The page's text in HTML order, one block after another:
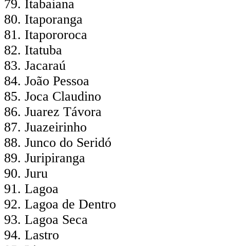
Itabaiana
Itaporanga
Itapororoca
Itatuba
Jacaraú
João Pessoa
Joca Claudino
Juarez Távora
Juazeirinho
Junco do Seridó
Juripiranga
Juru
Lagoa
Lagoa de Dentro
Lagoa Seca
Lastro